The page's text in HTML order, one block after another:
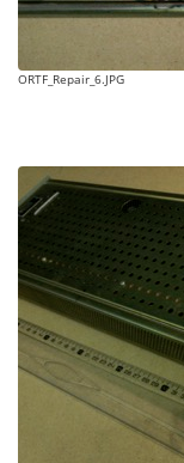
ORTF_Repair_6.JPG